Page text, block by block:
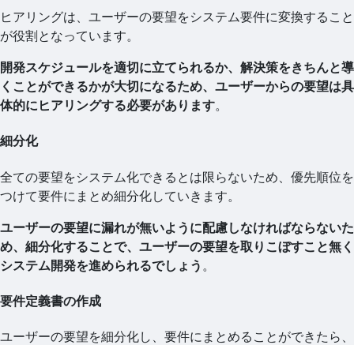
ヒアリングは、ユーザーの要望をシステム要件に変換すること
が役割となっています。
開発スケジュールを適切に立てられるか、解決策をきちんと導
くことができるかが大切になるため、ユーザーからの要望は具
体的にヒアリングする必要があります。
細分化
全ての要望をシステム化できるとは限らないため、優先順位を
つけて要件にまとめ細分化していきます。
ユーザーの要望に漏れが無いように配慮しなければならないた
め、細分化することで、ユーザーの要望を取りこぼすこと無く
システム開発を進められるでしょう 。
要件定義書の作成
ユーザーの要望を細分化し、要件にまとめることができたら、